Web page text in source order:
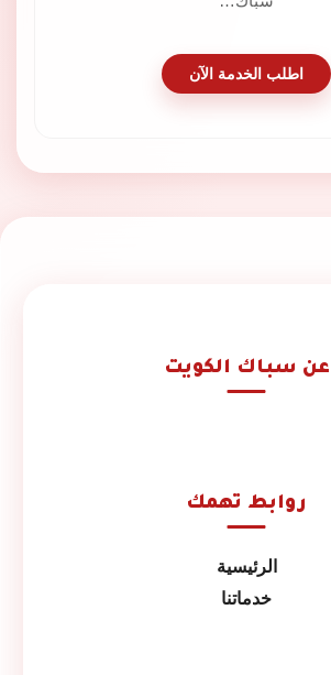
اطلب الخدمة الآن
عن سباك الكويت
روابط تهمك
الرئيسية
خدماتنا